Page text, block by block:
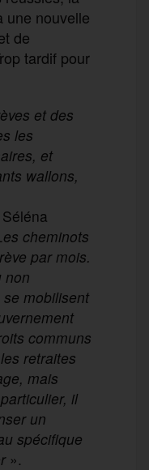
une nouvelle
de
tardif pour
et des
les
et
wallons,
Séléna
cheminots
par mois.
non
mobilisent
communs
retraites
mais
il
un
spécifique
».